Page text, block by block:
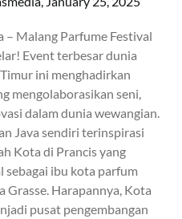
– Malang Parfume Festival
Event terbesar dunia
ini menghadirkan
mengolaborasikan seni,
dalam dunia wewangian.
Java sendiri terinspirasi
Kota di Prancis yang
sebagai ibu kota parfum
Grasse. Harapannya, Kota
pusat pengembangan